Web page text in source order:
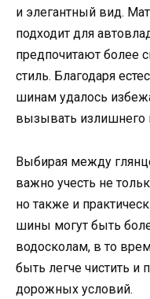
и элегантный вид.
подходит для
предпочитают более
стиль. Благодаря
шинам удалось
вызывать излишнего
Выбирая между
важно учесть не
но также и
шины могут быть
водосколам, в то
быть легче чистить и
дорожных условий.